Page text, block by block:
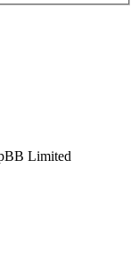
Limited